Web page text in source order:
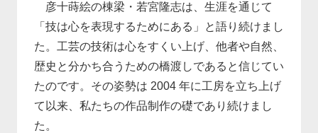
彦十蒔絵の棟梁・若宮隆志は、生涯を通じて
「技は心を表現するためにある」と語り続けまし
た。工芸の技術は心をすくい上げ、他者や自然、
歴史と分かち合うための橋渡しであると信じてい
たのです。その姿勢は 2004 年に工房を立ち上げ
て以来、私たちの作品制作の礎であり続けまし
た。